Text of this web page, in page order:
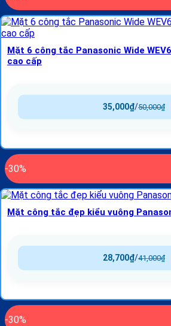
Mặt 6 công tắc Panasonic Wide
cao cấp
50,000₫
/
35,000₫
-30%
Mặt công tắc đẹp kiểu vuông
41,000₫
/
28,700₫
-30%